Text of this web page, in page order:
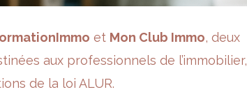
et Mon Club Immo, deux
aux professionnels de l’immobilier,
de la loi ALUR.